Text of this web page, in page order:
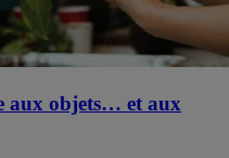
aux objets… et aux